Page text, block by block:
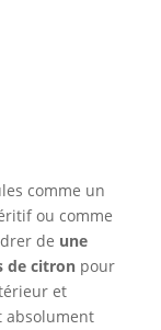
comme un
ou comme
de une
de citronpour
et
absolument